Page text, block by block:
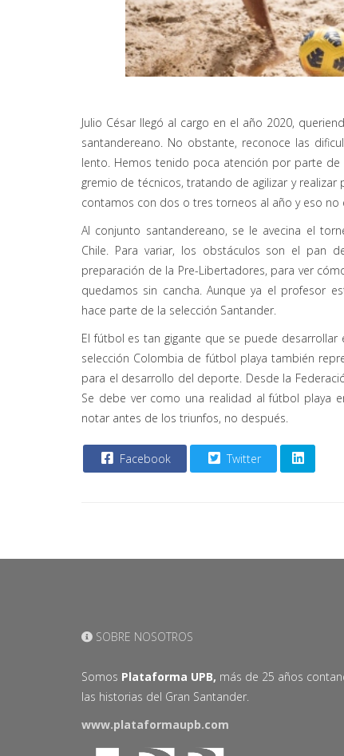
Julio César llegó al cargo en el año 2020,
santandereano. No obstante, reconoce las
lento. Hemos tenido poca atención por parte de
gremio de técnicos, tratando de agilizar y
contamos con dos o tres torneos al año y eso no
Al conjunto santandereano, se le avecina el
Chile. Para variar, los obstáculos son el pan
preparación de la Pre-Libertadores, para ver
quedamos sin cancha. Aunque ya el profesor
hace parte de la selección Santander.
El fútbol es tan gigante que se puede
selección Colombia de fútbol playa también
para el desarrollo del deporte. Desde la
Se debe ver como una realidad al fútbol playa
notar antes de los triunfos, no después.
Facebook Twitter
SOBRE NOSOTROS
Somos Plataforma UPB, más de 25 años
las historias del Gran Santander.
www.plataformaupb.com